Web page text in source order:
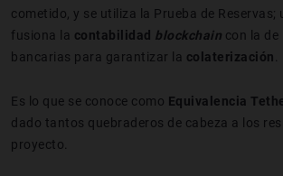
cometido, y se utiliza la Prueba de Reservas;
fusiona la contabilidad blockchain con la de
bancarias para garantizar la colaterización
Es lo que se conoce como Equivalencia
dado tantos quebraderos de cabeza a los
proyecto.